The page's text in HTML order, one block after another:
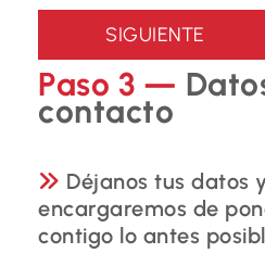
Paso 3 —
contacto
Déjanos tus datos
encargaremos de
contigo lo antes